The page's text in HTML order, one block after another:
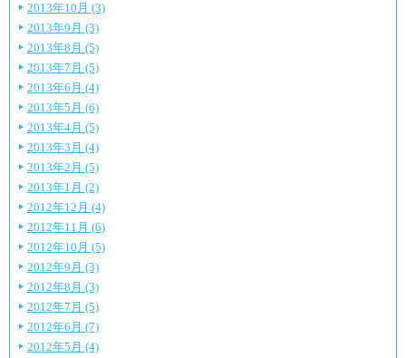
2013年10月 (3)
2013年9月 (3)
2013年8月 (5)
2013年7月 (5)
2013年6月 (4)
2013年5月 (6)
2013年4月 (5)
2013年3月 (4)
2013年2月 (5)
2013年1月 (2)
2012年12月 (4)
2012年11月 (6)
2012年10月 (5)
2012年9月 (3)
2012年8月 (3)
2012年7月 (5)
2012年6月 (7)
2012年5月 (4)